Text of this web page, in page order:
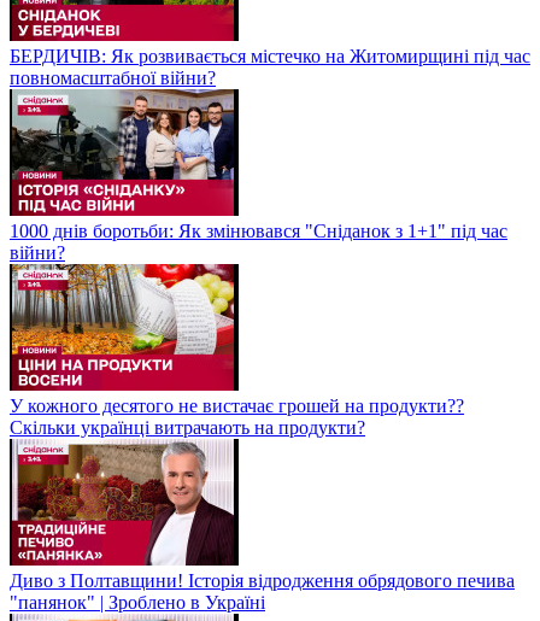
БЕРДИЧІВ: Як розвивається містечко на Житомирщині під час
повномасштабної війни?
1000 днів боротьби: Як змінювався "Сніданок з 1+1" під час
війни?
У кожного десятого не вистачає грошей на продукти??
Скільки українці витрачають на продукти?
Диво з Полтавщини! Історія відродження обрядового печива
"панянок" | Зроблено в Україні